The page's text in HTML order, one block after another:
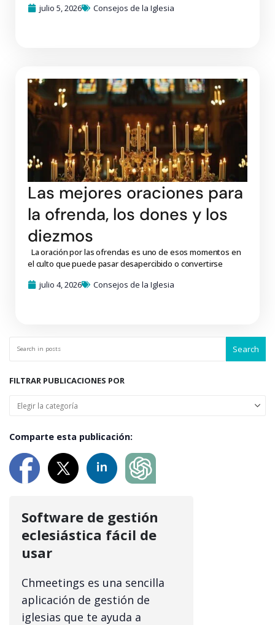
julio 5, 2026
Consejos de la Iglesia
Las mejores oraciones para
la ofrenda, los dones y los
diezmos
La oración por las ofrendas es uno de esos momentos en
el culto que puede pasar desapercibido o convertirse
julio 4, 2026
Consejos de la Iglesia
Search
FILTRAR PUBLICACIONES POR
Comparte esta publicación:
Software de gestión
eclesiástica fácil de
usar
Chmeetings es una sencilla
aplicación de gestión de
iglesias que te ayuda a